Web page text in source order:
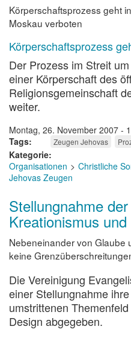
Körperschaftsprozess geht
Moskau verboten
Körperschaftsprozess
Der Prozess im Streit
einer Körperschaft des
Religionsgemeinschaft
weiter.
Montag, 26. November 2007 -
Tags
Zeugen Jehovas
Kategorie
Organisationen
Christliche
Jehovas Zeugen
Stellungnahme
Kreationismus
Nebeneinander von Glaube
keine
Die Vereinigung
einer Stellungnahme
umstrittenen
Design abgegeben.